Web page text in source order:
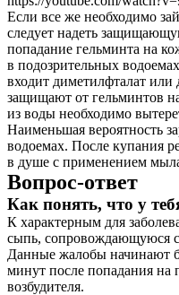
Если все же необходимо
следует надеть
попадание гельминта на
в подозрительных
входит диметилфталат или
защищают от гельминтов
из воды необходимо
Наименьшая вероятность
водоемах. После купания
в душе с применением
Вопрос-ответ
Как понять, что у
К характерным для
сыпь, сопровождающуюся
Данные жалобы начинают
минут после попадания на
возбудителя.